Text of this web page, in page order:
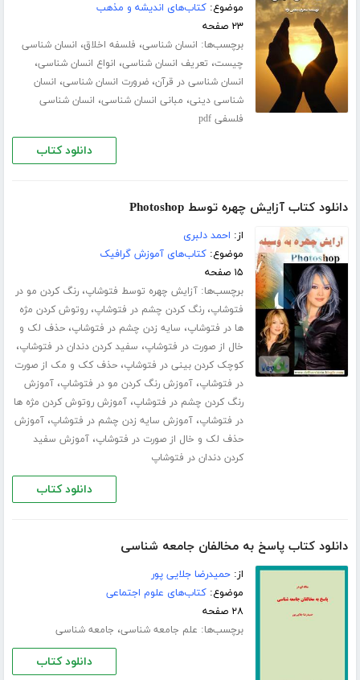
موضوع:کتاب‌های اندیشه و مذهب
۲۳ صفحه
برچسب‌ها: انسان شناسی، فلسفه اخلاق، انسان شناسی
چیست، تعریف انسان شناسی، انواع انسان شناسی،
انسان شناسی در قرآن،ضرورت انسان شناسی، انسان
شناسی دینی، مبانی انسان شناسی، انسان شناسی
فلسفی pdf
دانلود کتاب
دانلود کتاب آزایش چهره توسط Photoshop
از: احمد دلبری
موضوع:کتاب‌های آموزش گرافیک
۱۵ صفحه
برچسب‌ها:آزایش چهره توسط فتوشاپ،رنگ کردن مو در
فتوشاپ،رنگ کردن چشم در فتوشاپ،روتوش کردن مژه
ها در فتوشاپ، سایه زدن چشم در فتوشاپ،حذف لک و
خال از صورت در فتوشاپ، سفید کردن دندان در فتوشاپ،
کوچک کردن بینی در فتوشاپ،حذف کک و مک از صورت
در فتوشاپ،آموزش رنگ کردن مو در فتوشاپ،آموزش
رنگ کردن چشم در فتوشاپ،آموزش روتوش کردن مژه ها
در فتوشاپ،آموزش سایه زدن چشم در فتوشاپ،آموزش
حذف لک و خال از صورت در فتوشاپ،آموزش سفید
کردن دندان در فتوشاپ
دانلود کتاب
دانلود کتاب پاسخ به مخالفان جامعه شناسی
از:حمیدرضا جلایی پور
موضوع:کتاب‌های علوم اجتماعی
۲۸ صفحه
برچسب‌ها: علم جامعه شناسی، جامعه شناسی
دانلود کتاب